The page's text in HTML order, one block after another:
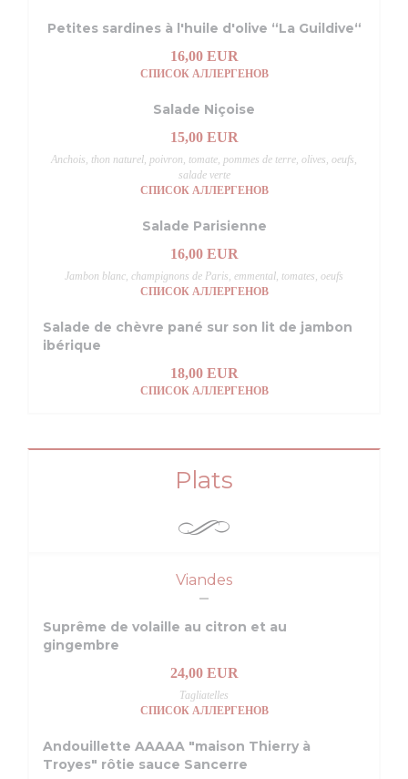
Petites sardines à l'huile d'olive “La Guildive“
16,00 EUR
СПИСОК АЛЛЕРГЕНОВ
Salade Niçoise
15,00 EUR
Anchois, thon naturel, poivron, tomate, pommes de terre, olives, oeufs,
salade verte
СПИСОК АЛЛЕРГЕНОВ
Salade Parisienne
16,00 EUR
Jambon blanc, champignons de Paris, emmental, tomates, oeufs
СПИСОК АЛЛЕРГЕНОВ
Salade de chèvre pané sur son lit de jambon
ibérique
18,00 EUR
СПИСОК АЛЛЕРГЕНОВ
Plats
Viandes
Suprême de volaille au citron et au
gingembre
24,00 EUR
Tagliatelles
СПИСОК АЛЛЕРГЕНОВ
Andouillette AAAAA "maison Thierry à
Troyes" rôtie sauce Sancerre